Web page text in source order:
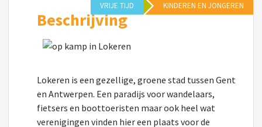
VRIJE TIJD KINDEREN EN JONGEREN
Beschrijving
Lokeren is een gezellige, groene stad tussen Gent
en Antwerpen. Een paradijs voor wandelaars,
fietsers en boottoeristen maar ook heel wat
verenigingen vinden hier een plaats voor de